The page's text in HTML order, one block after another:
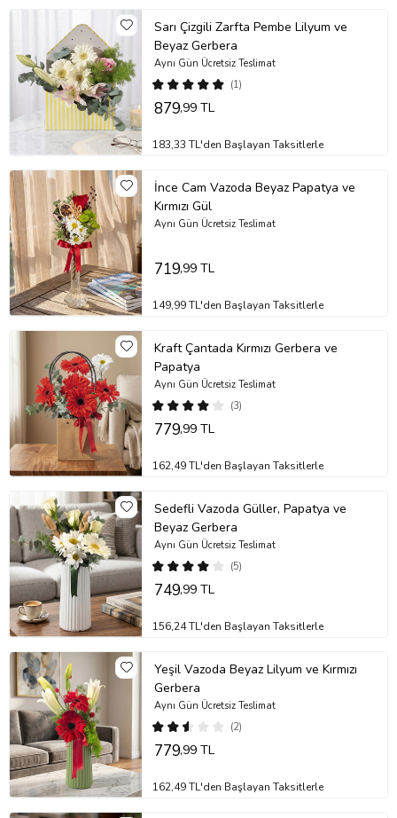
Sarı Çizgili Zarfta Pembe Lilyum ve
Beyaz Gerbera
(1)
Aynı Gün Ücretsiz Teslimat
879,99 TL
183,33 TL'den Başlayan Taksitlerle
İnce Cam Vazoda Beyaz Papatya ve
Kırmızı Gül
Aynı Gün Ücretsiz Teslimat
719,99 TL
149,99 TL'den Başlayan Taksitlerle
Kraft Çantada Kırmızı Gerbera ve
Papatya
(3)
Aynı Gün Ücretsiz Teslimat
779,99 TL
162,49 TL'den Başlayan Taksitlerle
Sedefli Vazoda Güller, Papatya ve
Beyaz Gerbera
(5)
Aynı Gün Ücretsiz Teslimat
749,99 TL
156,24 TL'den Başlayan Taksitlerle
Yeşil Vazoda Beyaz Lilyum ve Kırmızı
Gerbera
(2)
Aynı Gün Ücretsiz Teslimat
779,99 TL
162,49 TL'den Başlayan Taksitlerle